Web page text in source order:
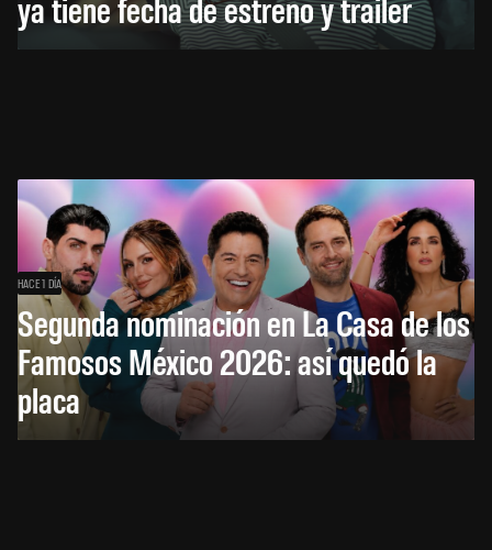
HACE 1 DÍA
Segunda nominación en La Casa de los
Famosos México 2026: así quedó la
placa